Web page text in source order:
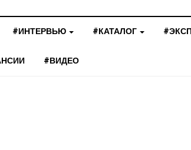
#ИНТЕРВЬЮ #КАТАЛОГ
#ВИДЕО